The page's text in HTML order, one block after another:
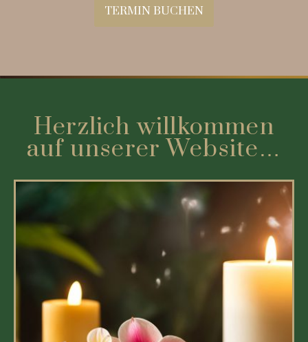
TERMIN BUCHEN
Herzlich willkommen
auf unserer Website…